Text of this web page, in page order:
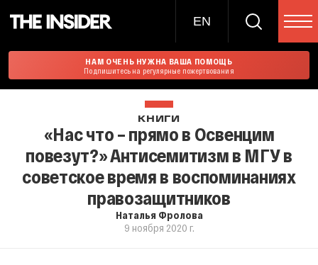
EN
НАМ ОЧЕНЬ НУЖНА ВАША ПОМОЩЬ
Подпишитесь на регулярные пожертвования
КНИГИ
«Нас что – прямо в Освенцим
повезут?» Антисемитизм в МГУ в
советское время в воспоминаниях
правозащитников
Наталья Фролова
9 ноября 2020 г.